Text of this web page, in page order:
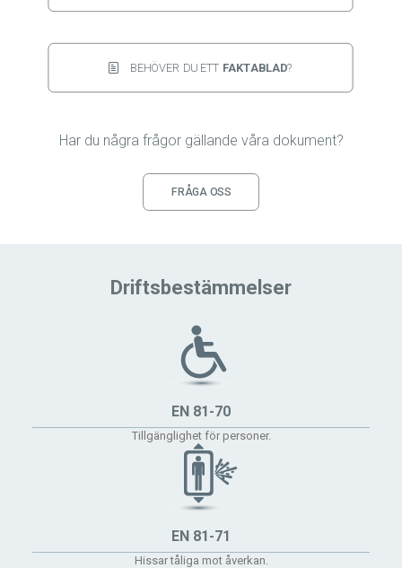
BEHÖVER DU ETT FAKTABLAD?
Har du några frågor gällande våra dokument?
FRÅGA OSS
Driftsbestämmelser
EN 81-70
Tillgänglighet för personer.
EN 81-71
Hissar tåliga mot åverkan.